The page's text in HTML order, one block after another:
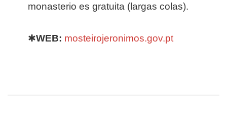
monasterio es gratuita (largas colas).
✱WEB: mosteirojeronimos.gov.pt